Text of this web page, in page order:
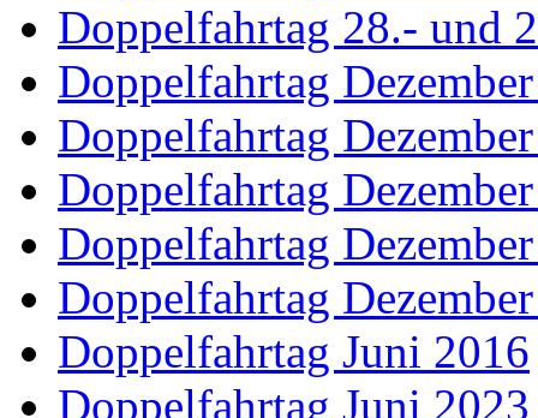
Doppelfahrtag 28.- und
Doppelfahrtag
Doppelfahrtag
Doppelfahrtag
Doppelfahrtag
Doppelfahrtag
Doppelfahrtag Juni 2016
Doppelfahrtag Juni 2023